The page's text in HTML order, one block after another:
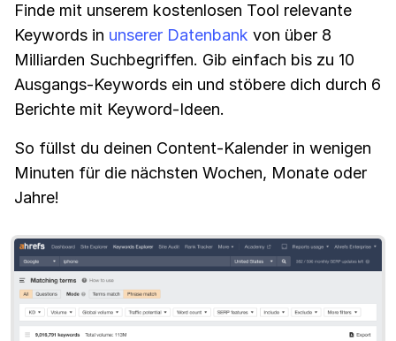
Finde mit unserem kostenlosen Tool relevante
Keywords in unserer Datenbank von über 8
Milliarden Suchbegriffen. Gib einfach bis zu 10
Ausgangs-Keywords ein und stöbere dich durch 6
Berichte mit Keyword-Ideen.
So füllst du deinen Content-Kalender in wenigen
Minuten für die nächsten Wochen, Monate oder
Jahre!